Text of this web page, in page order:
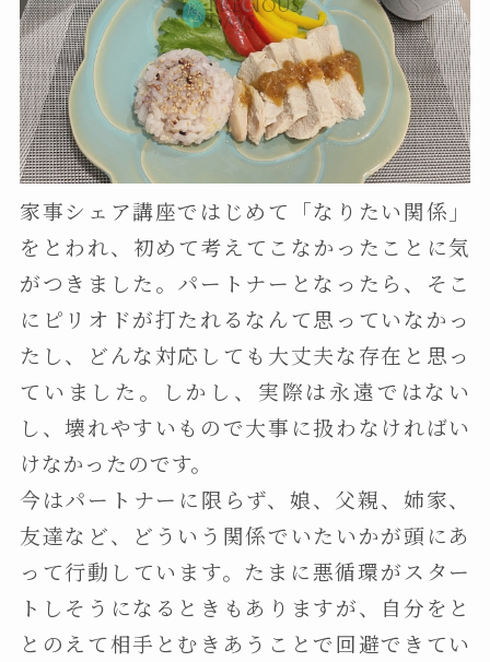
家事シェア講座ではじめて「なりたい関係」
をとわれ、初めて考えてこなかったことに気
がつきました。パートナーとなったら、そこ
にピリオドが打たれるなんて思っていなかっ
たし、どんな対応しても大丈夫な存在と思っ
ていました。しかし、実際は永遠ではない
し、壊れやすいもので大事に扱わなければい
けなかったのです。
今はパートナーに限らず、娘、父親、姉家、
友達など、どういう関係でいたいかが頭にあ
って行動しています。たまに悪循環がスター
トしそうになるときもありますが、自分をと
とのえて相手とむきあうことで回避できてい